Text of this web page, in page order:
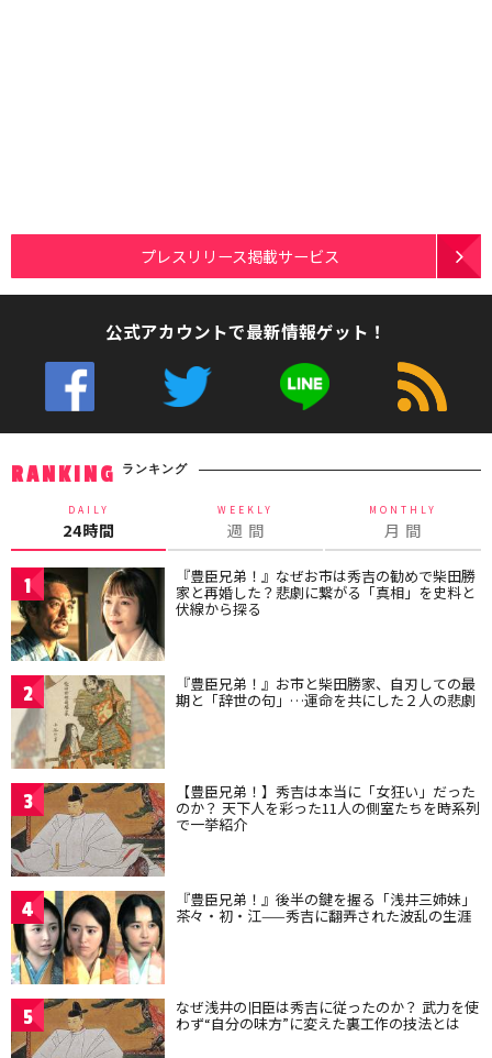
プレスリリース掲載サービス
公式アカウントで最新情報ゲット！
RANKING ランキング
DAILY
24時間
WEEKLY
週 間
MONTHLY
月 間
1 『豊臣兄弟！』なぜお市は秀吉の勧めで柴田勝
家と再婚した？悲劇に繋がる「真相」を史料と
伏線から探る
2 『豊臣兄弟！』お市と柴田勝家、自刃しての最
期と「辞世の句」…運命を共にした２人の悲劇
3 【豊臣兄弟！】秀吉は本当に「女狂い」だった
のか？ 天下人を彩った11人の側室たちを時系列
で一挙紹介
4 『豊臣兄弟！』後半の鍵を握る「浅井三姉妹」
茶々・初・江——秀吉に翻弄された波乱の生涯
5 なぜ浅井の旧臣は秀吉に従ったのか？ 武力を使
わず“自分の味方”に変えた裏工作の技法とは